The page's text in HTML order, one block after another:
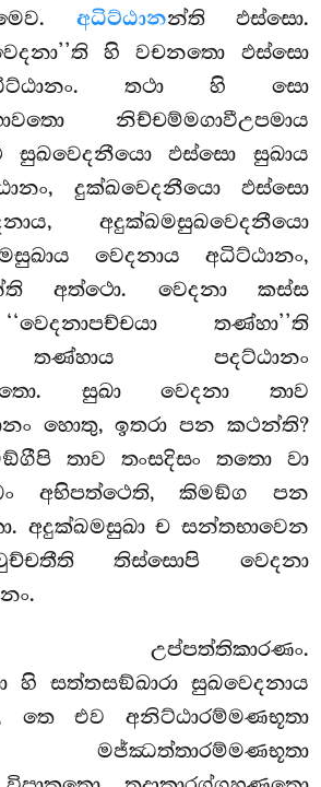
අධිට්ඨානන්ති ඵස්සො.
හි වචනතො ඵස්සො
තථා හි සො
නිච්චම්මගාවීඋපමාය
සුඛවෙදනීයො ඵස්සො සුඛාය
දුක්ඛවෙදනීයො ඵස්සො
අදුක්ඛමසුඛවෙදනීයො
වෙදනාය අධිට්ඨානං,
අත්ථො. වෙදනා කස්ස
තණ්හා’’ති
පදට්ඨානං
සුඛා වෙදනා තාව
හොතු, ඉතරා පන කථන්ති?
තාව තංසදිසං තතො වා
අභිපත්ථෙති, කිමඞ්ග පන
අදුක්ඛමසුඛා ච සන්තභාවෙන
තිස්සොපි වෙදනා
උප්පත්තිකාරණං.
හි සත්තසඞ්ඛාරා සුඛවෙදනාය
තෙ එව අනිට්ඨාරම්මණභූතා
මජ්ඣත්තාරම්මණභූතා